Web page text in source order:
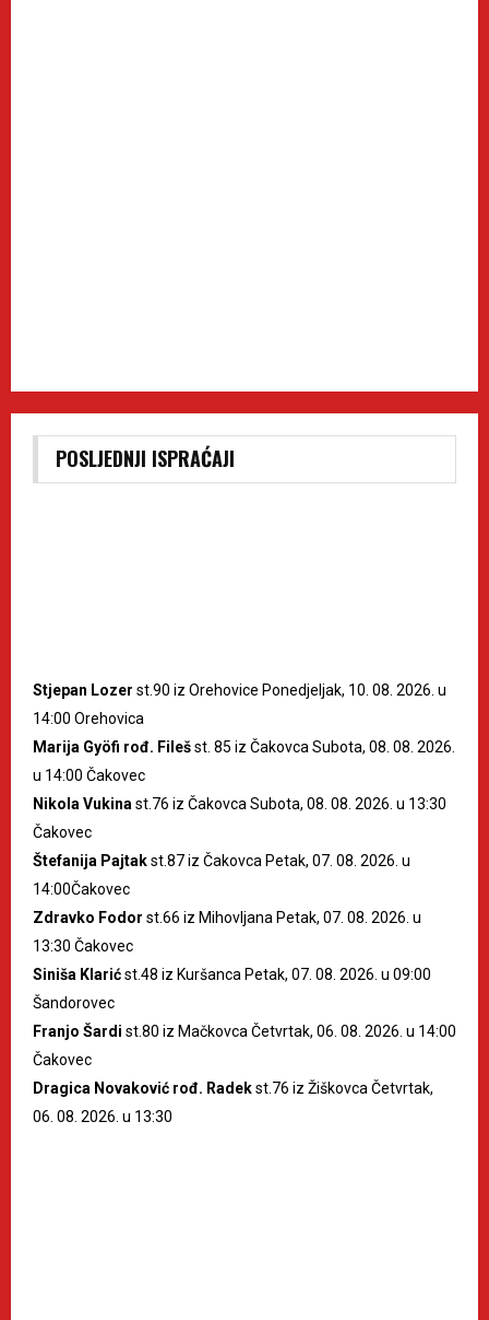
POSLJEDNJI ISPRAĆAJI
Stjepan Lozer st.90 iz Orehovice Ponedjeljak, 10. 08. 2026. u
14:00 Orehovica
Marija Gyöfi rođ. Filešst. 85 iz Čakovca Subota, 08. 08. 2026.
u 14:00 Čakovec
Nikola Vukinast.76 iz Čakovca Subota, 08. 08. 2026. u 13:30
Čakovec
Štefanija Pajtakst.87 iz Čakovca Petak, 07. 08. 2026. u
14:00Čakovec
Zdravko Fodor st.66 iz Mihovljana Petak, 07. 08. 2026. u
13:30 Čakovec
Siniša Klarićst.48 iz Kuršanca Petak, 07. 08. 2026. u 09:00
Šandorovec
Franjo Šardi st.80 iz Mačkovca Četvrtak, 06. 08. 2026. u 14:00
Čakovec
Dragica Novaković rođ. Radekst.76 iz Žiškovca Četvrtak,
06. 08. 2026. u 13:30